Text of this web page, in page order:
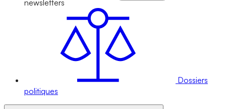
newsletters
Dossiers
politiques